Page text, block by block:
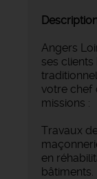
Angers
ses
votre chef
missions :
Travaux
en
bâtiments.